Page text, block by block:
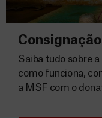
Saiba tudo sobre a
como funciona,
a MSF com o